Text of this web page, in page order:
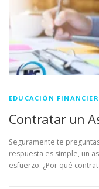
EDUCACIÓN
Contratar un
Seguramente te
respuesta es simple, un
esfuerzo. ¿Por qué